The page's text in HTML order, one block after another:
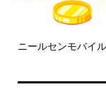
ニールセンモバイ